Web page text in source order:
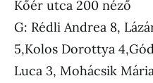
Kőér utca 200 néző
G: Rédli Andrea 8,
5,Kolos Dorottya
Luca 3, Mohácsik